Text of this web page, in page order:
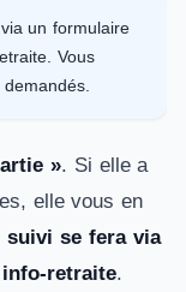
un formulaire
Vous
». Si elle a
elle vous en
suivi se fera via
retraite.